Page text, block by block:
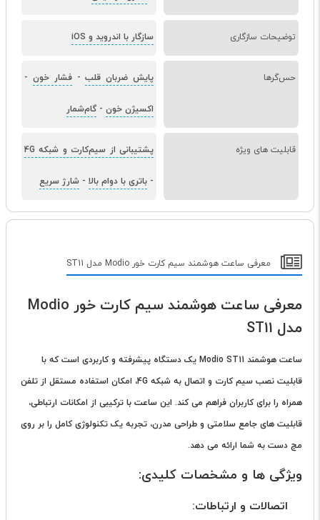
توضیحات سازگاری سازگار با اندروید و iOS
حس‌گرها پایش ضربان قلب-فشار خون -
اکسیژن خون - گام‌شمار
قابلیت های ویژه پشتیبانی از سیم‌کارت و شبکه 4G
- باتری با دوام بالا - شارژ سریع
معرفی ساعت هوشمند سیم کارت خور Modio مدل ST11
معرفی ساعت هوشمند سیم کارت خور Modio
مدل ST11
ساعت هوشمند Modio ST11 یک دستگاه پیشرفته و کاربردی است که با
قابلیت نصب سیم کارت و اتصال به شبکه 4G، امکان استفاده مستقل از تلفن
همراه را برای کاربران فراهم می کند. این ساعت با ترکیبی از امکانات ارتباطی،
قابلیت های جامع سلامتی و طراحی مدرن، تجربه یک تکنولوژی کامل را بر روی
مچ دست به شما ارائه می دهد.
ویژگی ها و مشخصات کلیدی:
اتصالات و ارتباطات: